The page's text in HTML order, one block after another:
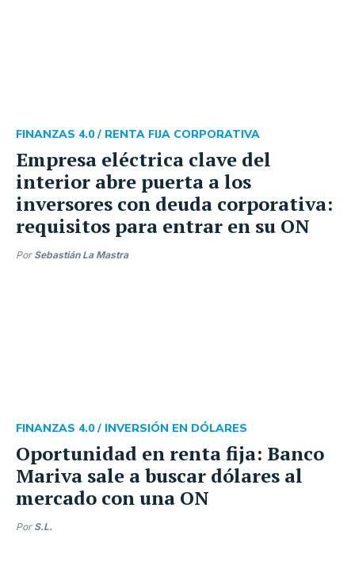
Empresa eléctrica clave del
interior abre puerta a los
inversores con deuda corporativa:
requisitos para entrar en su ON
FINANZAS 4.0 / RENTA FIJA CORPORATIVA
Por Sebastián La Mastra
Oportunidad en renta fija: Banco
Mariva sale a buscar dólares al
mercado con una ON
FINANZAS 4.0 / INVERSIÓN EN DÓLARES
Por S.L.